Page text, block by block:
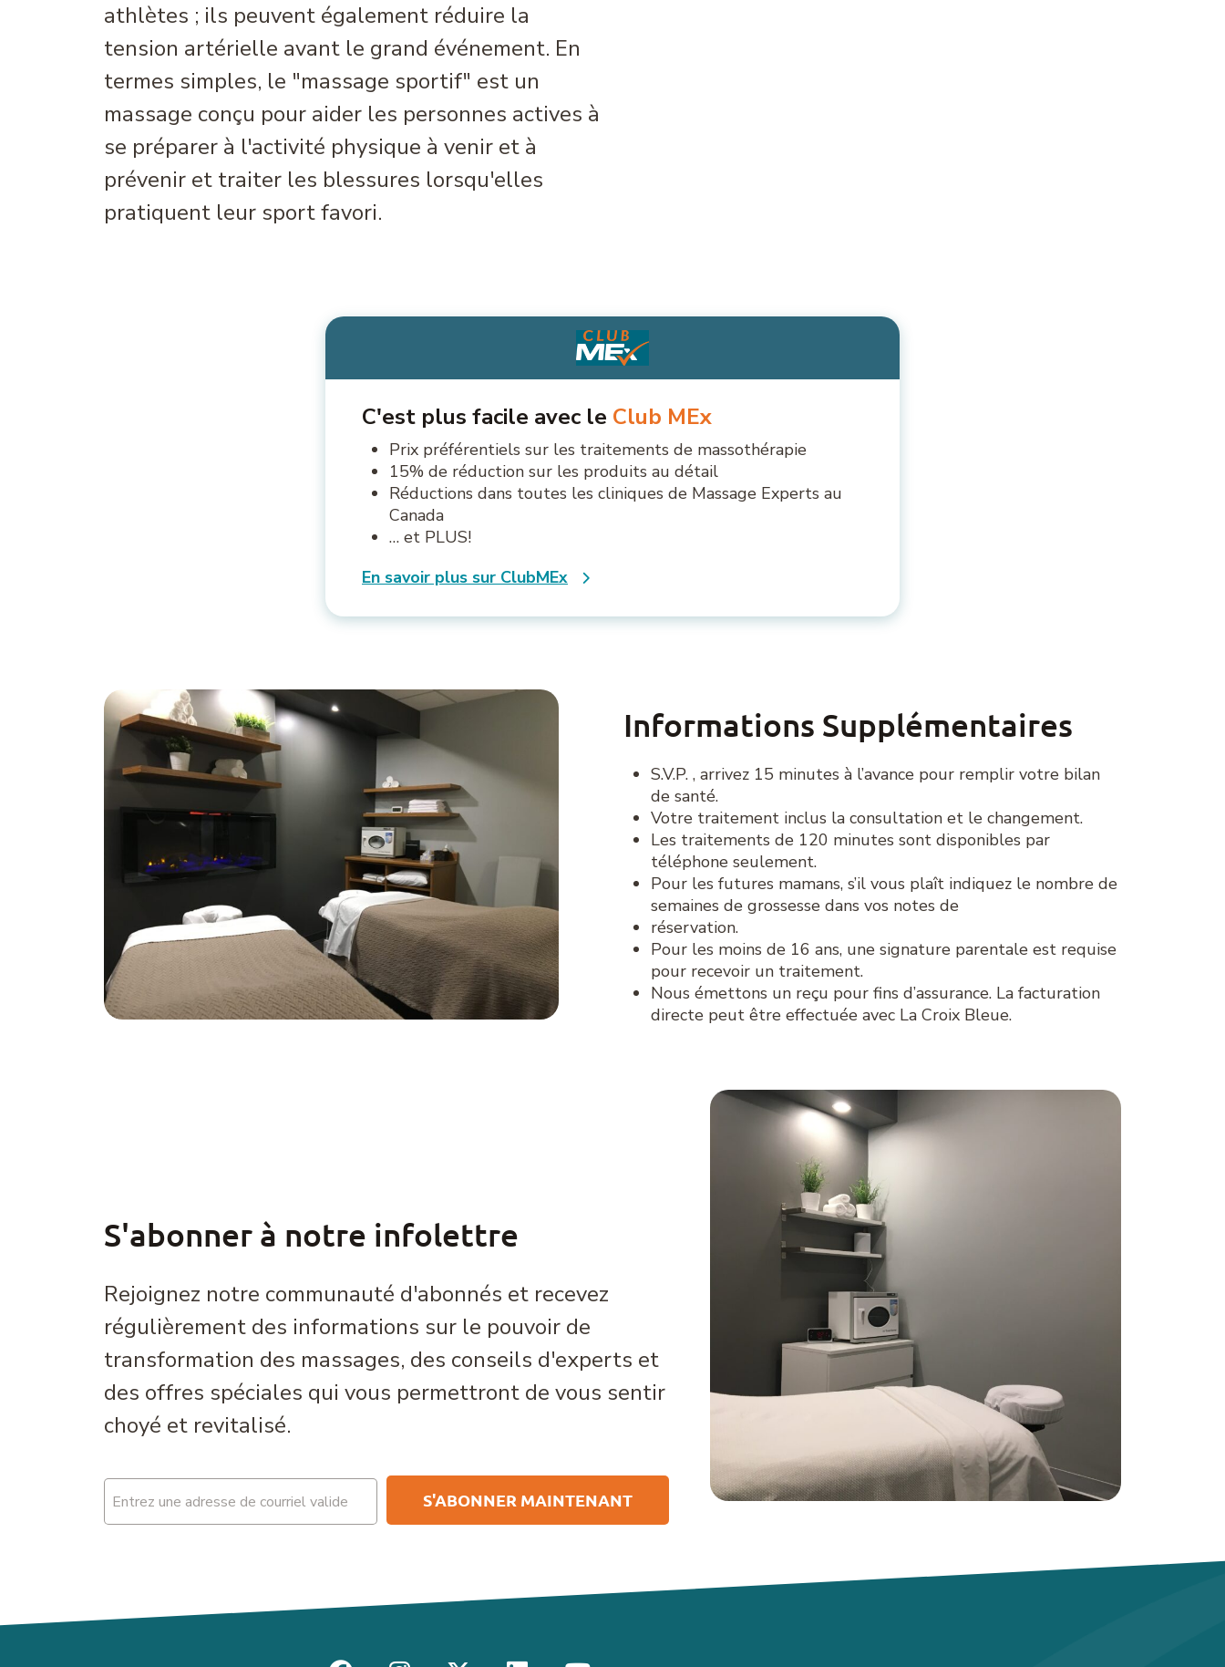
athlètes ; ils peuvent également réduire la
tension artérielle avant le grand événement. En
termes simples, le "massage sportif" est un
massage conçu pour aider les personnes actives à
se préparer à l'activité physique à venir et à
prévenir et traiter les blessures lorsqu'elles
pratiquent leur sport favori.
C'est plus facile avec le Club MEx
Prix préférentiels sur les traitements de massothérapie
15% de réduction sur les produits au détail
Réductions dans toutes les cliniques de Massage Experts au
Canada
… et PLUS!
En savoir plus sur ClubMEx
Informations Supplémentaires
S.V.P. , arrivez 15 minutes à l’avance pour remplir votre bilan
de santé.
Votre traitement inclus la consultation et le changement.
Les traitements de 120 minutes sont disponibles par
téléphone seulement.
Pour les futures mamans, s’il vous plaît indiquez le nombre de
semaines de grossesse dans vos notes de
réservation.
Pour les moins de 16 ans, une signature parentale est requise
pour recevoir un traitement.
Nous émettons un reçu pour fins d’assurance. La facturation
directe peut être effectuée avec La Croix Bleue.
S'abonner à notre infolettre
Rejoignez notre communauté d'abonnés et recevez
régulièrement des informations sur le pouvoir de
transformation des massages, des conseils d'experts et
des offres spéciales qui vous permettront de vous sentir
choyé et revitalisé.
Email
(Nécessaire)